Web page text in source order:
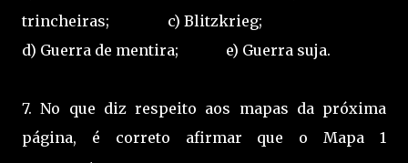
trincheiras;
c) Blitzkrieg;
d) Guerra de mentira;
e) Guerra suja.
7. No que diz respeito aos mapas da próxima
página, é correto afirmar que o Mapa 1